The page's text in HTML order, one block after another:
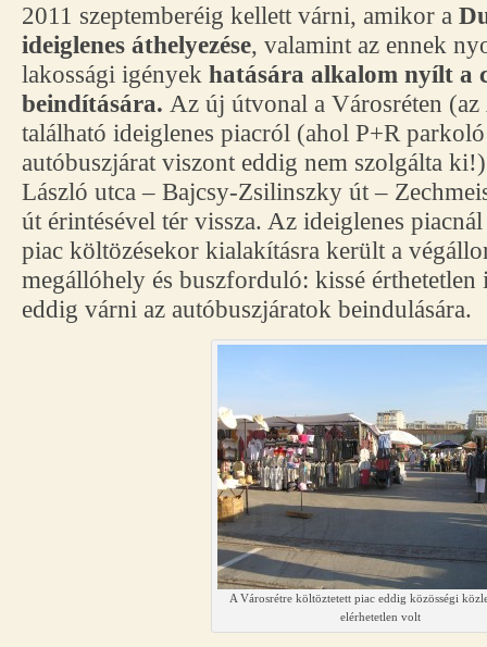
2011 szeptemberéig kellett várni, amikor a
ideiglenes áthelyezése, valamint az ennek
lakossági igények hatására alkalom nyílt a
beindítására. Az új útvonal a Városréten
található ideiglenes piacról (ahol P+R
autóbuszjárat viszont eddig nem szolgálta
László utca – Bajcsy-Zsilinszky út –
út érintésével tér vissza. Az ideiglenes
piac költözésekor kialakításra került a
megállóhely és buszforduló: kissé
eddig várni az autóbuszjáratok beindulására.
A Városrétre költöztetett piac eddig közösségi
elérhetetlen volt